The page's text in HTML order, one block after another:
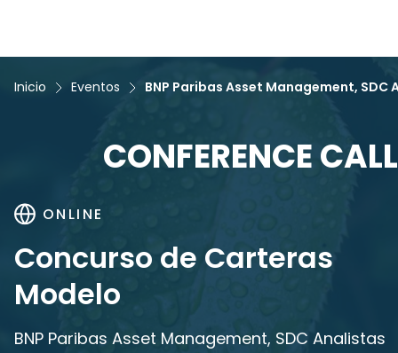
Inicio Eventos BNP Paribas Asset Management, SDC
CONFERENCE CALL
ONLINE
Concurso de Carteras
Modelo
BNP Paribas Asset Management, SDC Analistas